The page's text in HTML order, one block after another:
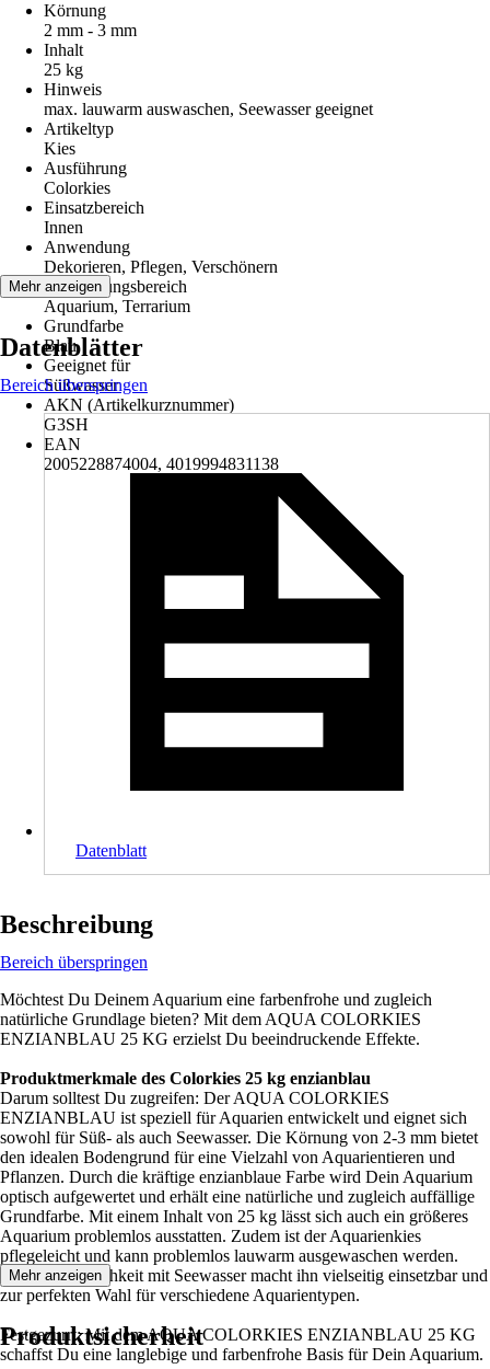
Körnung
2 mm - 3 mm
Inhalt
25 kg
Hinweis
max. lauwarm auswaschen, Seewasser geeignet
Artikeltyp
Kies
Ausführung
Colorkies
Einsatzbereich
Innen
Anwendung
Dekorieren, Pflegen, Verschönern
Anwendungsbereich
Aquarium, Terrarium
Grundfarbe
Blau
Geeignet für
Süßwasser
AKN (Artikelkurznummer)
G3SH
EAN
2005228874004, 4019994831138
Mehr anzeigen
Datenblätter
Bereich überspringen
Datenblatt
Beschreibung
Bereich überspringen
Möchtest Du Deinem Aquarium eine farbenfrohe und zugleich
natürliche Grundlage bieten? Mit dem AQUA COLORKIES
ENZIANBLAU 25 KG erzielst Du beeindruckende Effekte.
Produktmerkmale des Colorkies 25 kg enzianblau
Darum solltest Du zugreifen: Der AQUA COLORKIES
ENZIANBLAU ist speziell für Aquarien entwickelt und eignet sich
sowohl für Süß- als auch Seewasser. Die Körnung von 2-3 mm bietet
den idealen Bodengrund für eine Vielzahl von Aquarientieren und
Pflanzen. Durch die kräftige enzianblaue Farbe wird Dein Aquarium
optisch aufgewertet und erhält eine natürliche und zugleich auffällige
Grundfarbe. Mit einem Inhalt von 25 kg lässt sich auch ein größeres
Aquarium problemlos ausstatten. Zudem ist der Aquarienkies
pflegeleicht und kann problemlos lauwarm ausgewaschen werden.
Seine Verträglichkeit mit Seewasser macht ihn vielseitig einsetzbar und
zur perfekten Wahl für verschiedene Aquarientypen.
Festgezurrt: Mit dem AQUA COLORKIES ENZIANBLAU 25 KG
schaffst Du eine langlebige und farbenfrohe Basis für Dein Aquarium.
Mehr anzeigen
Produktsicherheit